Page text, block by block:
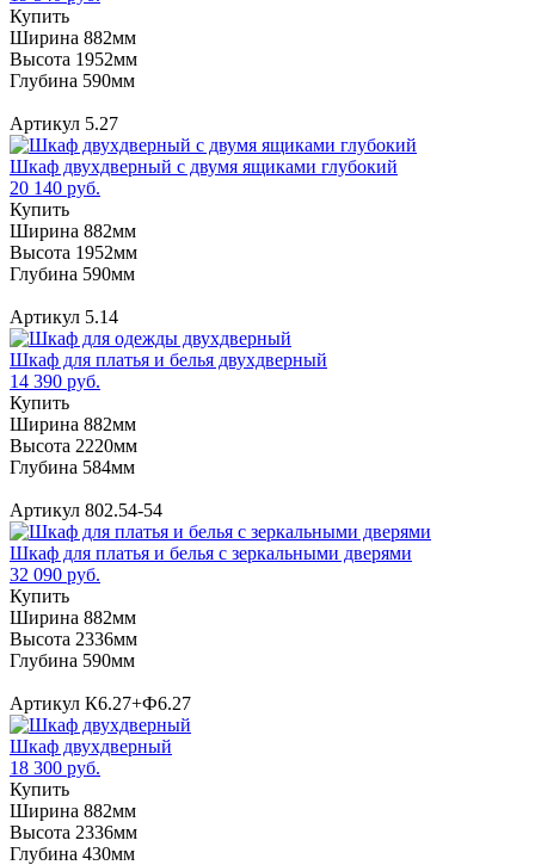
Купить
Ширина 882мм
Высота 1952мм
Глубина 590мм
Артикул 5.27
Шкаф двухдверный с двумя ящиками глубокий
20 140 руб.
Купить
Ширина 882мм
Высота 1952мм
Глубина 590мм
Артикул 5.14
Шкаф для платья и белья двухдверный
14 390 руб.
Купить
Ширина 882мм
Высота 2220мм
Глубина 584мм
Артикул 802.54-54
Шкаф для платья и белья с зеркальными дверями
32 090 руб.
Купить
Ширина 882мм
Высота 2336мм
Глубина 590мм
Артикул К6.27+Ф6.27
Шкаф двухдверный
18 300 руб.
Купить
Ширина 882мм
Высота 2336мм
Глубина 430мм